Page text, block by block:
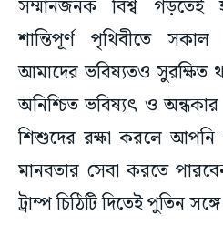
সম্মানজনক বিশ্ব গড়তেই
শান্তিপূর্ণ পৃথিবীতে
আমাদের ভবিষ্যতও সুরক্ষিত
অনিশ্চিত ভবিষ্যৎ ও
শিশুদের রক্ষা করলে আপনি
মানবতার সেবা করতে
ট্রাম্প চিঠিটি দিতেই পুতিন